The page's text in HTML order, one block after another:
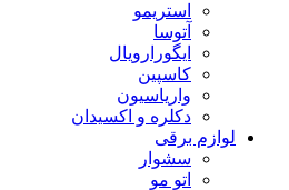
استریمو
آتوسا
ایگورارویال
کاسپین
واریاسیون
دکلره و اکسیدان
لوازم برقی
سشوار
اتو مو